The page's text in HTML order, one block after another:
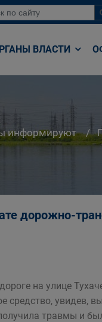
ВЛАСТИ
информируют
дорожно-
на улице
средство, увидев,
травмы и